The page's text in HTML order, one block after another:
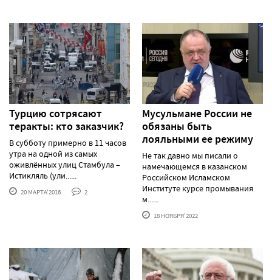
Турцию сотрясают
теракты: кто заказчик?
В субботу примерно в 11 часов
утра на одной из самых
оживлённых улиц Стамбула –
Истикляль (ули......
20 МАРТА'2016 2
Мусульмане России не
обязаны быть
лояльными ее режиму
Не так давно мы писали о
намечающемся в казанском
Российском Исламском
Институте курсе промывания
м......
18 НОЯБРЯ'2022